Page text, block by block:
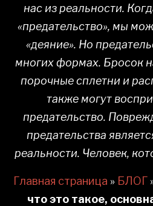
нас из реальности.
«предательство», мы
«деяние». Но
многих формах. Бросок
порочные сплетни и
также могут
предательство.
предательства
реальности. Человек,
Главная страница » БЛОГ
что это такое,